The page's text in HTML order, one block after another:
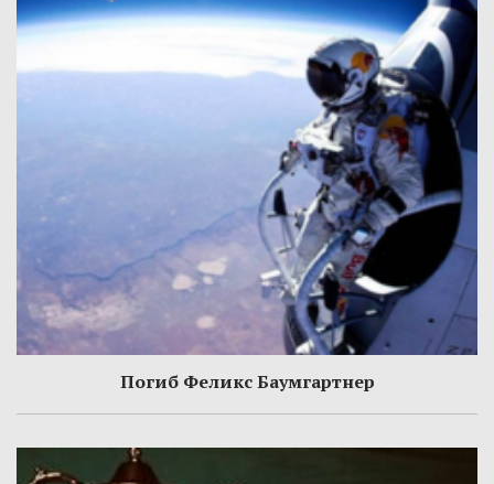
Погиб Феликс Баумгартнер